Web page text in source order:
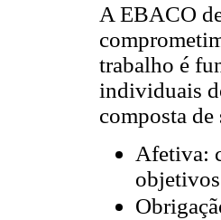
A EBACO
trabalho é
individuais
composta de
Afetiva: